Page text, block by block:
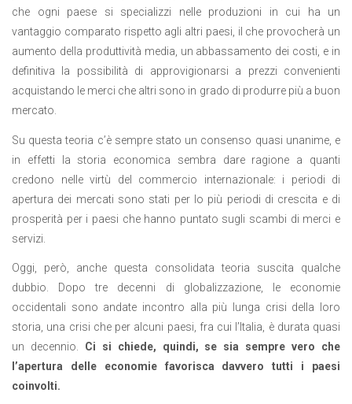
che ogni paese si specializzi nelle produzioni in cui ha un
vantaggio comparato rispetto agli altri paesi, il che provocherà un
aumento della produttività media, un abbassamento dei costi, e in
definitiva la possibilità di approvigionarsi a prezzi convenienti
acquistando le merci che altri sono in grado di produrre più a buon
mercato.
Su questa teoria c’è sempre stato un consenso quasi unanime, e
in effetti la storia economica sembra dare ragione a quanti
credono nelle virtù del commercio internazionale: i periodi di
apertura dei mercati sono stati per lo più periodi di crescita e di
prosperità per i paesi che hanno puntato sugli scambi di merci e
servizi.
Oggi, però, anche questa consolidata teoria suscita qualche
dubbio. Dopo tre decenni di globalizzazione, le economie
occidentali sono andate incontro alla più lunga crisi della loro
storia, una crisi che per alcuni paesi, fra cui l’Italia, è durata quasi
un decennio. Ci si chiede, quindi, se sia sempre vero che
l’apertura delle economie favorisca davvero tutti i paesi
coinvolti.